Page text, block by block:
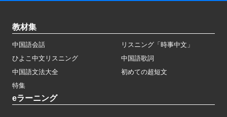
教材集
中国語会話
リスニング「時事中文」
ひよこ中文リスニング
中国語歌詞
中国語文法大全
初めての超短文
特集
eラーニング